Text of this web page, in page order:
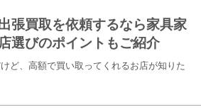
張買取を依頼するなら家具家
選びのポイントもご紹介
ど、高額で買い取ってくれるお店が知りた